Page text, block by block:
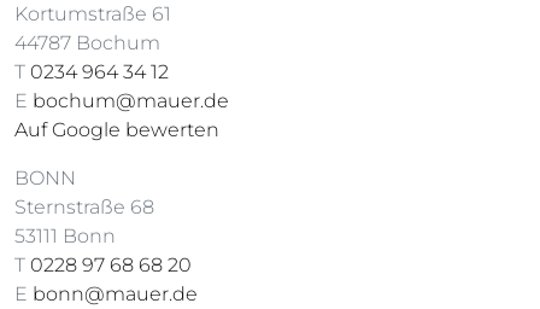
Kortumstraße 61
44787 Bochum
T 0234 964 34 12
E bochum@mauer.de
Auf Google bewerten
BONN
Sternstraße 68
53111 Bonn
T 0228 97 68 68 20
E bonn@mauer.de